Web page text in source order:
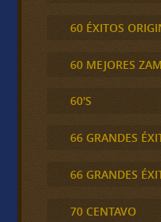
60 ÉXITOS
60 MEJORES
60'S
66 GRANDES
66 GRANDES
70 CENTAVO